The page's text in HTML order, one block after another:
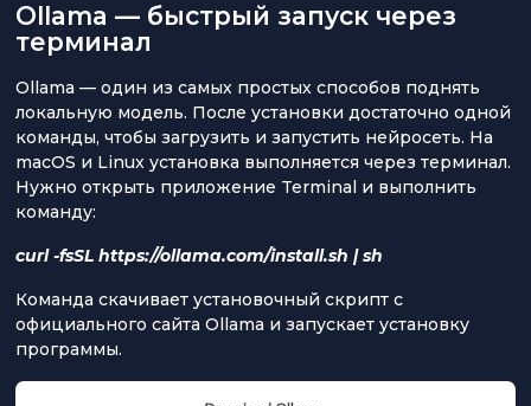
Ollama — быстрый запуск через
терминал
Ollama — один из самых простых способов поднять
локальную модель. После установки достаточно одной
команды, чтобы загрузить и запустить нейросеть. На
macOS и Linux установка выполняется через терминал.
Нужно открыть приложение Terminal и выполнить
команду:
curl -fsSL https://ollama.com/install.sh | sh
Команда скачивает установочный скрипт с
официального сайта Ollama и запускает установку
программы.